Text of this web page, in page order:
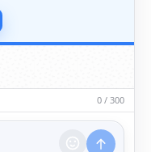
свои или чужие
удалять
к чату при
0 / 300